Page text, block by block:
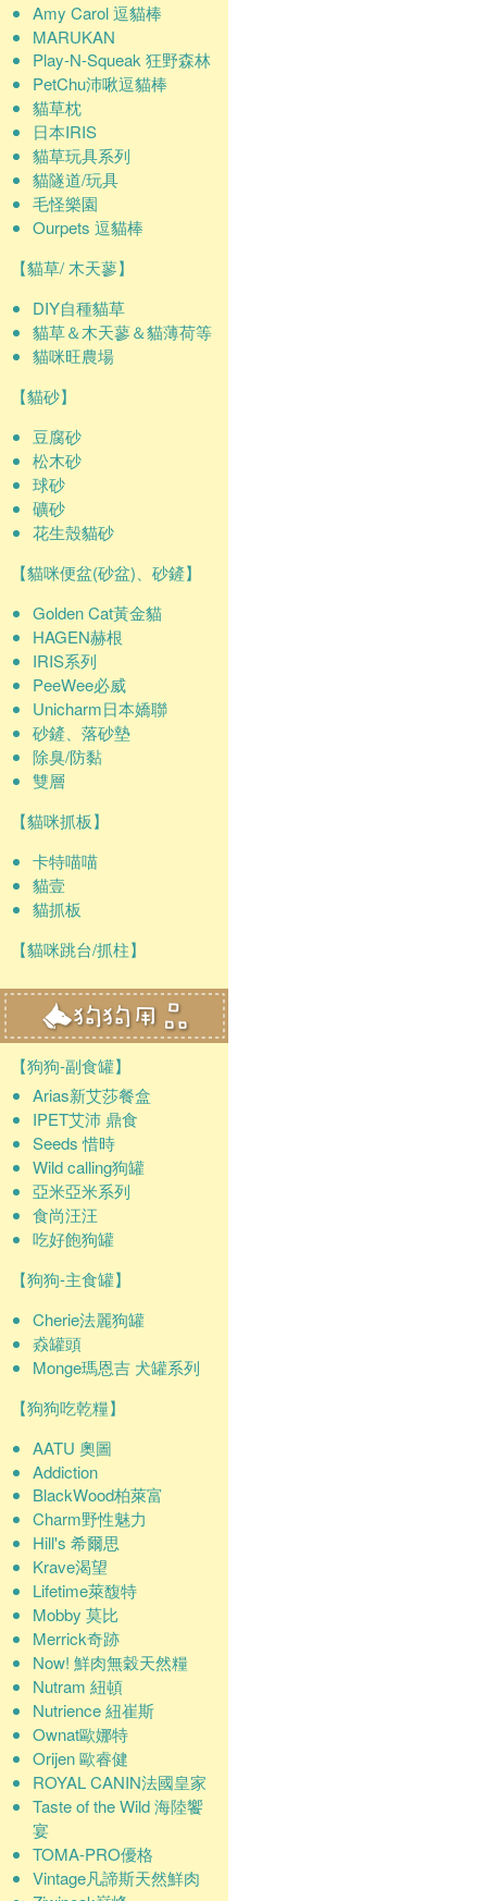
Amy Carol 逗貓棒
MARUKAN
Play-N-Squeak 狂野森林
PetChu沛啾逗貓棒
貓草枕
日本IRIS
貓草玩具系列
貓隧道/玩具
毛怪樂園
Ourpets 逗貓棒
【貓草/ 木天蓼】
DIY自種貓草
貓草＆木天蓼＆貓薄荷等
貓咪旺農場
【貓砂】
豆腐砂
松木砂
球砂
礦砂
花生殼貓砂
【貓咪便盆(砂盆)、砂鏟】
Golden Cat黃金貓
HAGEN赫根
IRIS系列
PeeWee必威
Unicharm日本嬌聯
砂鏟、落砂墊
除臭/防黏
雙層
【貓咪抓板】
卡特喵喵
貓壹
貓抓板
【貓咪跳台/抓柱】
【狗狗-副食罐】
Arias新艾莎餐盒
IPET艾沛 鼎食
Seeds 惜時
Wild calling狗罐
亞米亞米系列
食尚汪汪
吃好飽狗罐
【狗狗-主食罐】
Cherie法麗狗罐
猋罐頭
Monge瑪恩吉 犬罐系列
【狗狗吃乾糧】
AATU 奧圖
Addiction
BlackWood柏萊富
Charm野性魅力
Hill's 希爾思
Krave渴望
Lifetime萊馥特
Mobby 莫比
Merrick奇跡
Now! 鮮肉無穀天然糧
Nutram 紐頓
Nutrience 紐崔斯
Ownat歐娜特
Orijen 歐睿健
ROYAL CANIN法國皇家
Taste of the Wild 海陸饗
宴
TOMA-PRO優格
Vintage凡諦斯天然鮮肉